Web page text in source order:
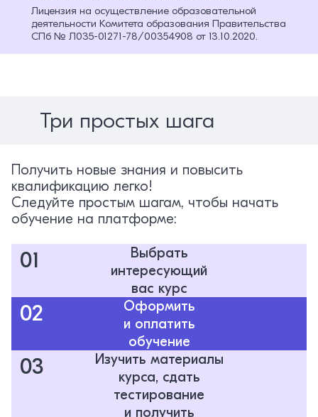
Лицензия на осуществление образовательной
деятельности Комитета образования Правительства
СПб № Л035-01271-78/00354908 от 13.10.2020.
Три простых шага
Получить новые знания и повысить
квалификацию легко!
Следуйте простым шагам, чтобы начать
обучение на платформе:
01
Выбрать
интересующий
вас курс
02
Оформить
и оплатить
обучение
03
Изучить материалы
курса, сдать
тестирование
и получить